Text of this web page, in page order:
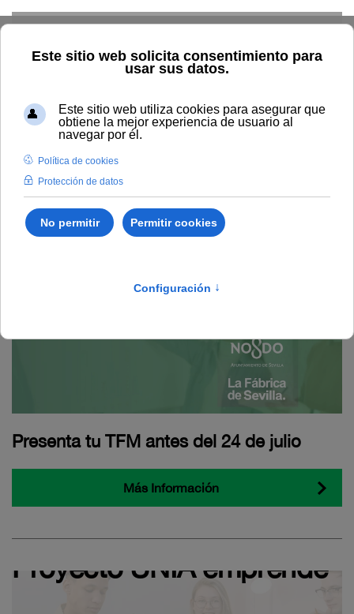
nnovación, Empleo y
Emprendimiento
Presenta tu TFM antes del 24 de julio
Más Información
Proyecto UNIA emprende